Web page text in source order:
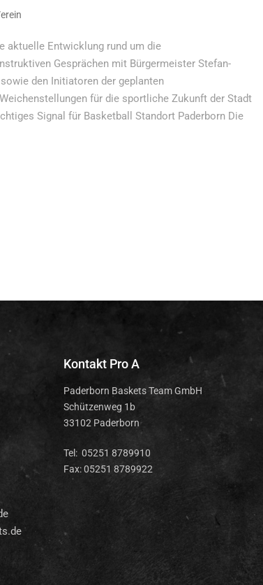
aktuelle Entwicklung rund um die
Gesprächen mit Bürgermeister Stefan-
den Initiatoren der geplanten
für die sportliche Zukunft der Stadt
Signal für Basketball Standort Paderborn Die
Kontakt Pro A
Paderborn Baskets Team GmbH
Schützenweg 1b
33102 Paderborn
Tel: 05251 8789910
Fax: 05251 8789922